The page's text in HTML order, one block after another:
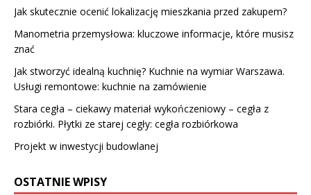
Jak skutecznie ocenić lokalizację mieszkania przed zakupem?
Manometria przemysłowa: kluczowe informacje, które musisz
znać
Jak stworzyć idealną kuchnię? Kuchnie na wymiar Warszawa.
Usługi remontowe: kuchnie na zamówienie
Stara cegła – ciekawy materiał wykończeniowy – cegła z
rozbiórki. Płytki ze starej cegły: cegła rozbiórkowa
Projekt w inwestycji budowlanej
OSTATNIE WPISY